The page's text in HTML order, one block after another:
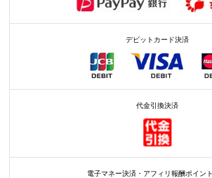
デビットカード決済
代金引換決済
電子マネー決済・アフィリ報酬ポイン